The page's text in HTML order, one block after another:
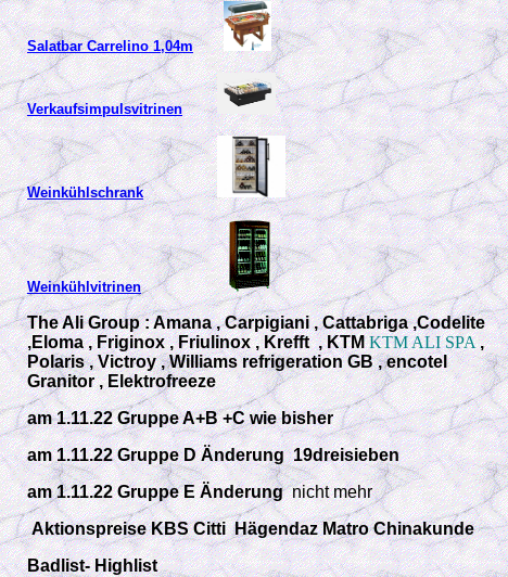
Salatbar Carrelino 1,04m
Verkaufsimpulsvitrinen
Weinkühlschrank
Weinkühlvitrinen
The Ali Group : Amana , Carpigiani , Cattabriga ,Codelite
,Eloma , Friginox , Friulinox , Krefft , KTMKTM ALI SPA,
Polaris , Victroy , Williams refrigeration GB , encotel
Granitor , Elektrofreeze
am 1.11.22 Gruppe A+B +C wie bisher
am 1.11.22 Gruppe D Änderung 19dreisieben
am 1.11.22 Gruppe E Änderungnicht mehr
Aktionspreise KBS Citti Hägendaz Matro Chinakunde
Badlist- Highlist